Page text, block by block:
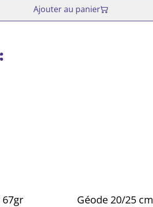
Ajouter au panier
67gr Géode 20/25 cm